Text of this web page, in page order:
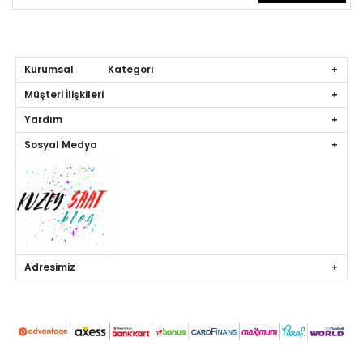
Kurumsal Kategori
Müşteri İlişkileri
Yardım
Sosyal Medya
Adresimiz